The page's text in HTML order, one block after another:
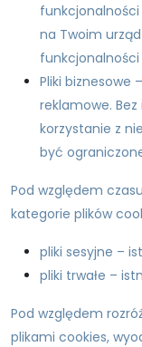
funkcjonalności
na Twoim
funkcjonalności
Pliki biznesowe
reklamowe.
korzystanie z
być
Pod względem
kategorie plików
pliki sesyjne –
pliki trwałe –
Pod względem
plikami cookies,